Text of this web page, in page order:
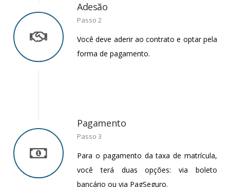
Adesão
Passo 2
Você deve aderir ao contrato e optar pela
forma de pagamento.
Pagamento
Passo 3
Para o pagamento da taxa de matrícula,
você terá duas opções: via boleto
bancário ou via PagSeguro.